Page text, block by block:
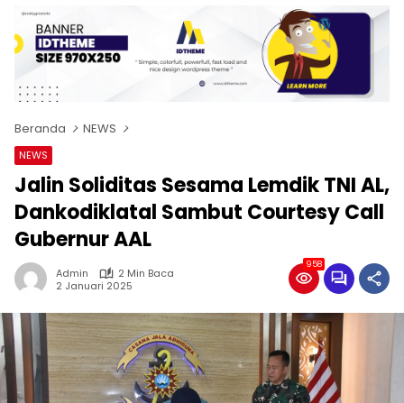
Beranda NEWS
NEWS
Jalin Soliditas Sesama Lemdik TNI AL,
Dankodiklatal Sambut Courtesy Call
Gubernur AAL
Admin
2 Min Baca
2 Januari 2025
958